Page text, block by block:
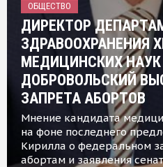
ОБЩЕСТВО
ДИРЕКТОР
ЗДРАВООХРАНЕНИЯ
МЕДИЦИНСКИХ НАУК
ДОБРОВОЛЬСКИЙ
ЗАПРЕТА АБОРТОВ
Мнение кандидата
на фоне последнего
Кирилла о федеральном
абортам и заявления